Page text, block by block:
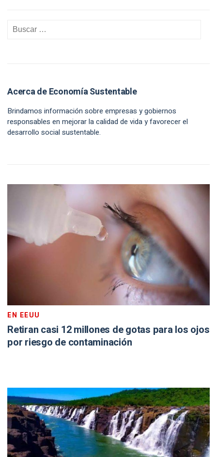
Acerca de Economía Sustentable
Brindamos información sobre empresas y gobiernos
responsables en mejorar la calidad de vida y favorecer el
desarrollo social sustentable.
EN EEUU
Retiran casi 12 millones de gotas para los ojos
por riesgo de contaminación